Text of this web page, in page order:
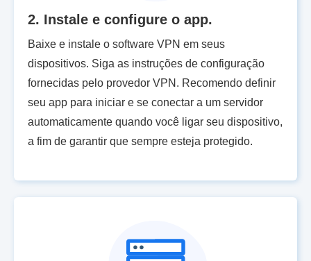
2. Instale e configure o app.
Baixe e instale o software VPN em seus
dispositivos. Siga as instruções de configuração
fornecidas pelo provedor VPN. Recomendo definir
seu app para iniciar e se conectar a um servidor
automaticamente quando você ligar seu dispositivo,
a fim de garantir que sempre esteja protegido.